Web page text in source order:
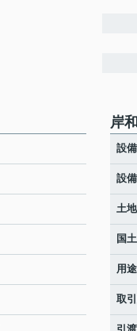
岸
設
設
土
国
用
取